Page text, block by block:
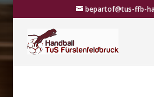
bepartof@tus-ffb-